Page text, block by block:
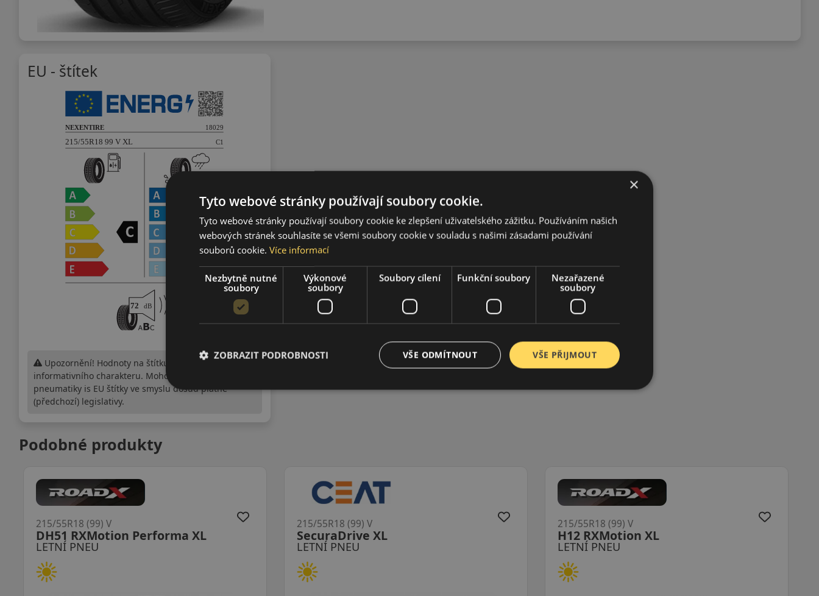
EU - štítek
Upozornění! Hodnoty na štítku jsou pouze
informativního charakteru. Mohou být dodány
pneumatiky is EU štítky ve smyslu dosud platné
(předchozí) legislativy.
Podobné produkty
LETNÍ PNEU
LK01 S Fit EQ+ XL
215/55R18 (99) V
LETNÍ PNEU
LK12 S Fit2 XL
215/55R18 (99) V
LETNÍ PNEU
N-Fera Primus
215/55R18 (95) V
×
Tyto webové stránky používají soubory cookie.
Tyto webové stránky používají soubory cookie ke zlepšení uživatelského zážitku. Používáním našich
webových stránek souhlasíte se všemi soubory cookie v souladu s našimi zásadami používání
souborů cookie. Více informací
Nezbytně nutné
soubory
Výkonové
soubory
Soubory cílení Funkční soubory
Nezařazené
soubory
VŠE PŘIJMOUT
VŠE ODMÍTNOUT
ZOBRAZIT PODROBNOSTI